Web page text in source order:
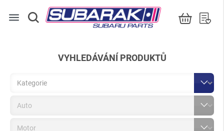
menu
VYHLEDÁVÁNÍ PRODUKTŮ